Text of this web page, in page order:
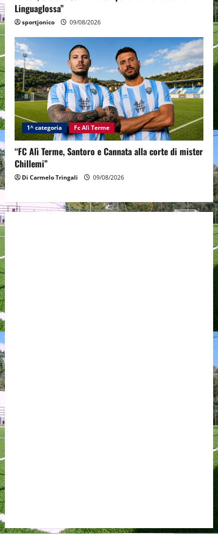
Linguaglossa”
sportjonico 09/08/2026
1^ categoria Fc Alì Terme
“FC Alì Terme, Santoro e Cannata alla corte di mister
Chillemi”
Di Carmelo Tringali 09/08/2026